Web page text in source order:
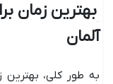
بهترین زمان
آلمان
به طور کلی،